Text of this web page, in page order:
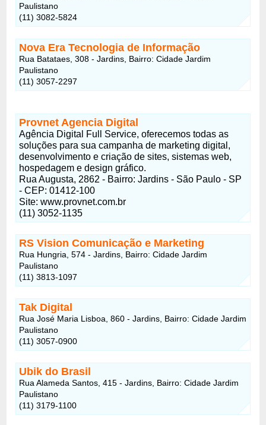
Paulistano
(11) 3082-5824
Nova Era Tecnologia de Informação
Rua Batataes, 308 - Jardins, Bairro: Cidade Jardim
Paulistano
(11) 3057-2297
Provnet Agencia Digital
Agência Digital Full Service, oferecemos todas as
soluções para sua campanha de marketing digital,
desenvolvimento e criação de sites, sistemas web,
hospedagem e design gráfico.
Rua Augusta, 2862 - Bairro: Jardins - São Paulo - SP
- CEP: 01412-100
Site: www.provnet.com.br
(11) 3052-1135
RS Vision Comunicação e Marketing
Rua Hungria, 574 - Jardins, Bairro: Cidade Jardim
Paulistano
(11) 3813-1097
Tak Digital
Rua José Maria Lisboa, 860 - Jardins, Bairro: Cidade Jardim
Paulistano
(11) 3057-0900
Ubik do Brasil
Rua Alameda Santos, 415 - Jardins, Bairro: Cidade Jardim
Paulistano
(11) 3179-1100